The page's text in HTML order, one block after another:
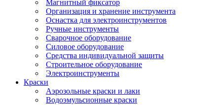
Магнитный фиксатор
Организация и хранение инструмента
Оснастка для электроинструментов
Ручные инструменты
Сварочное оборудование
Силовое оборудование
Средства индивидуальной защиты
Строительное оборудование
Электроинструменты
Краски
Аэрозольные краски и лаки
Водоэмульсионные краски